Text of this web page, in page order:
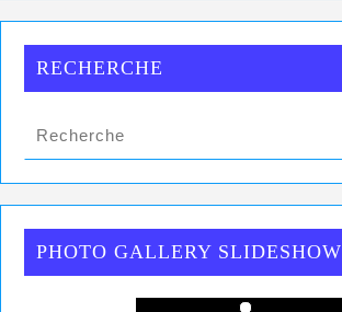
RECHERCHE
PHOTO GALLERY SLIDESHOW